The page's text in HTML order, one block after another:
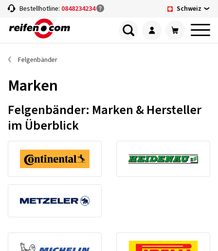
Bestellhotline: 0848234234 Schweiz
Felgenbänder
Marken
Felgenbänder: Marken & Hersteller
im Überblick